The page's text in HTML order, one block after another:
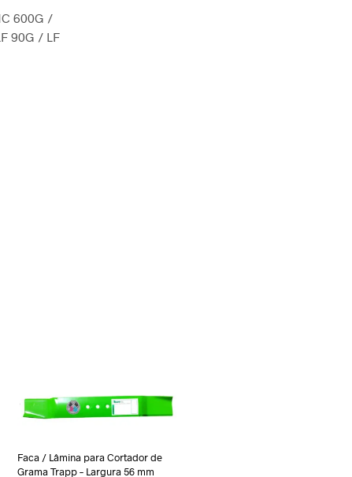
600G /
90G / LF
Faca / Lâmina para Cortador de
Grama Trapp – Largura 56 mm